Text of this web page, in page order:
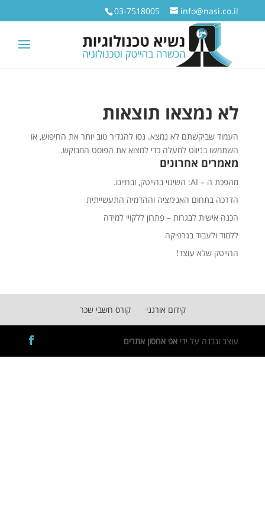
03-7518005 info@nasi.co.il
לא נמצאו תוצאות
העמוד שביקשתם לא נמצא. נסו להגדיר טוב יותר את החיפוש, או
השתמשו בניווט למעלה כדי למצוא את הפוסט המבוקש.
מאמרים אחרונים
מהפכת ה – AI: השינוי בהייטק, ובחיינו.
הדרכה בתחום האנימציה וההדמיה התעשייתית
הכנה אישית לבגרות – פתרון ללקויי למידה
ללמוד ולעבוד בגרפיקה
ההייטק שלא עוצר!
קידום אורגני קורס חשבי שכר
עוצב ונבנה על ידי אפ אחסון אתרים